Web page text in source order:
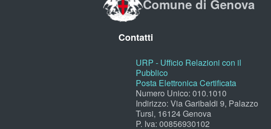
Comune di Genova
Contatti
URP - Ufficio Relazioni con il
Pubblico
Posta Elettronica Certificata
Numero Unico: 010.1010
Indirizzo: Via Garibaldi 9, Palazzo
Tursi, 16124 Genova
P. Iva: 00856930102